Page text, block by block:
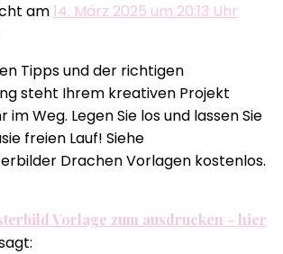
am14. März 2025 um 20:13 Uhr
Tipps und der richtigen
steht Ihrem kreativen Projekt
im Weg. Legen Sie los und lassen Sie
freien Lauf! Siehe
Drachen Vorlagen kostenlos.
Vorlage zum ausdrucken​ - hier